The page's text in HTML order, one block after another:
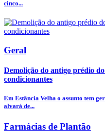
cinco...
Geral
Demolição do antigo prédio
condicionantes
Em Estância Velha o assunto tem
alvará de...
Farmácias de Plantão